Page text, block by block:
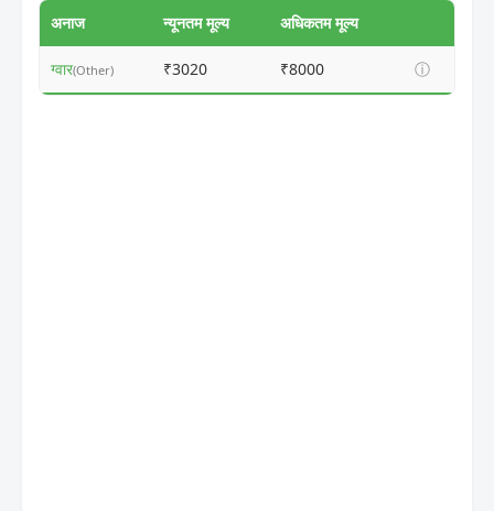
अनाज न्यूनतम मूल्य अधिकतम मूल्य
ग्वार(Other) ₹3020 ₹8000 ⓘ